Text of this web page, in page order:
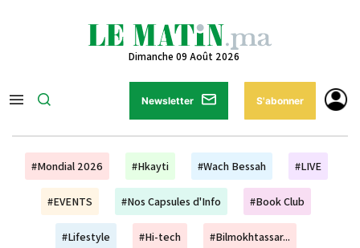
Dimanche 09 Août 2026
Newsletter S'abonner
#Mondial 2026 #Hkayti #Wach Bessah #LIVE
#EVENTS #Nos Capsules d'Info #Book Club
#Lifestyle #Hi-tech #Bilmokhtassar...